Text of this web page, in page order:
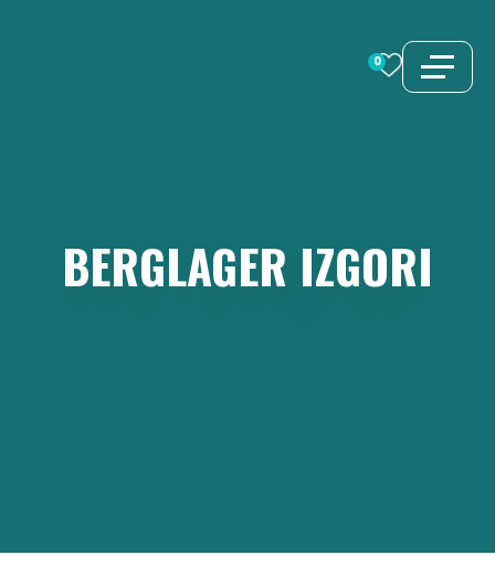
0
BERGLAGER IZGORI